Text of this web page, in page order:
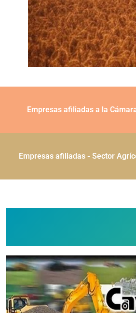
Empresas afiliadas a la
Empresas afiliadas - Sector